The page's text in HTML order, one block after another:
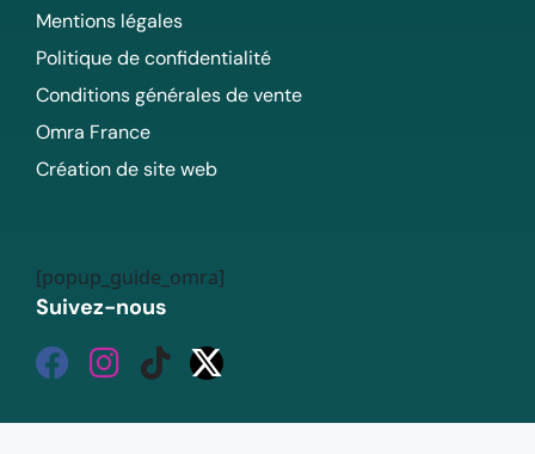
Mentions légales
Politique de confidentialité
Conditions générales de vente
Omra France
Création de site web
[popup_guide_omra]
Suivez-nous